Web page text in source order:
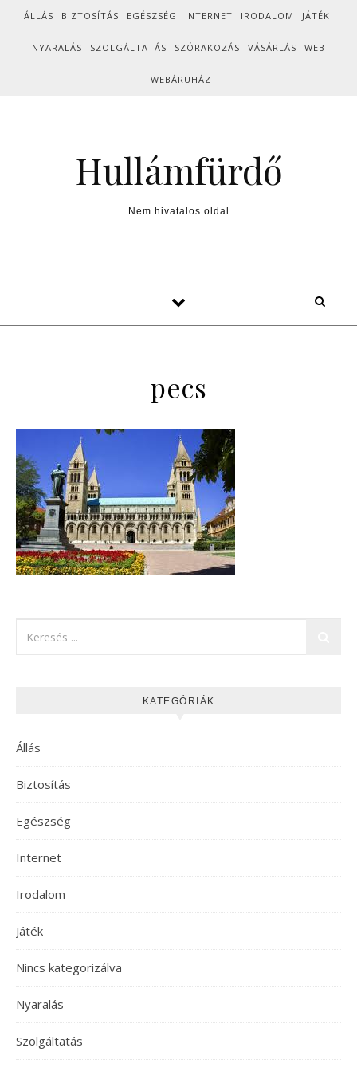
Skip to content
ÁLLÁS BIZTOSÍTÁS EGÉSZSÉG INTERNET IRODALOM JÁTÉK
NYARALÁS SZOLGÁLTATÁS SZÓRAKOZÁS VÁSÁRLÁS WEB
WEBÁRUHÁZ
Hullámfürdő
Nem hivatalos oldal
pecs
KATEGÓRIÁK
Állás
Biztosítás
Egészség
Internet
Irodalom
Játék
Nincs kategorizálva
Nyaralás
Szolgáltatás